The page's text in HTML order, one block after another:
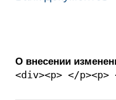
О внесении
<div><p> </p><p>